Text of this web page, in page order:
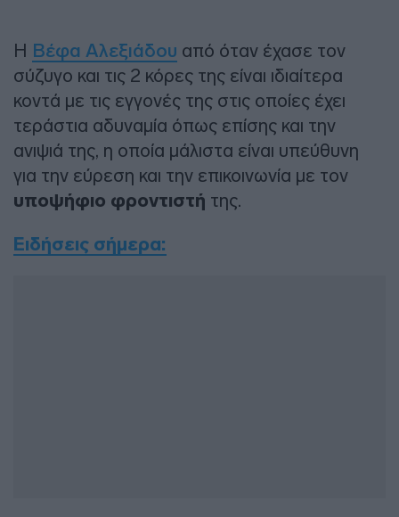
Η Βέφα Αλεξιάδου από όταν έχασε τον
σύζυγο και τις 2 κόρες της είναι ιδιαίτερα
κοντά με τις εγγονές της στις οποίες έχει
τεράστια αδυναμία όπως επίσης και την
ανιψιά της, η οποία μάλιστα είναι υπεύθυνη
για την εύρεση και την επικοινωνία με τον
υποψήφιο φροντιστή της.
Ειδήσεις σήμερα: